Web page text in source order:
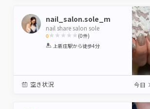
nail_salon.sole_m
nail share salon sole
0
1 2 3 4 5
(0件)
上新庄駅から徒歩4分
空き状況 今日